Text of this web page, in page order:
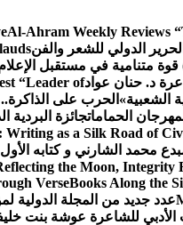
Al-Ahram Weekly Reviews
الدولي للشعر والفن
د. حنان عواد“Leader of
الشعبية» الحرب على
الحمامات
Writing as a Silk Road of
محمد الشارني و كتابه
the Moon,
VerseBooks Along the
عدد جديد من المجلة الدولية
للشاعرة عوشة بنت